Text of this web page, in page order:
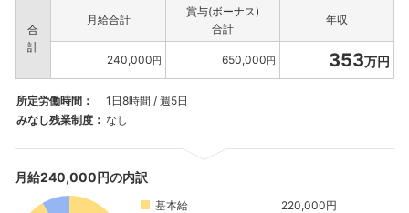
合
計
月給合計
賞与(ボーナス)
合計
年収
240,000円 650,000円 353万円
所定労働時間：
1日8時間 / 週5日
みなし残業制度： なし
月給240,000円の内訳
基本給
220,000円